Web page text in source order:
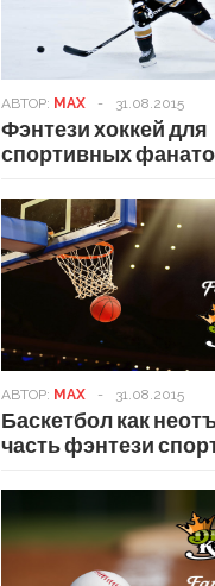
АВТОР: MAX - 31.08.2015
Фэнтези хоккей для
спортивных
АВТОР: MAX - 31.08.2015
Баскетбол как
часть фэнтези